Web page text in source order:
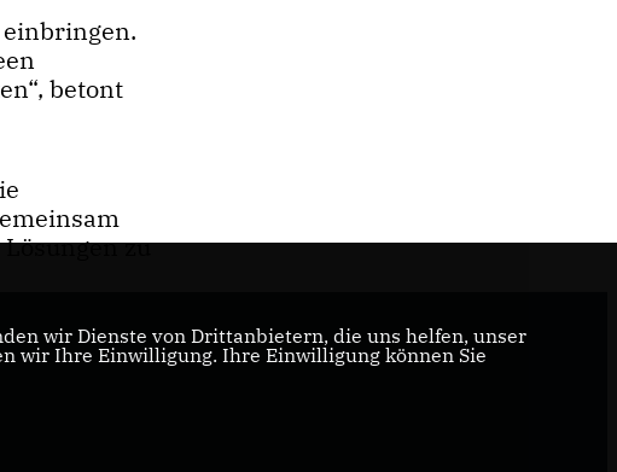
betont
zu
wir Dienste von Drittanbietern, die uns helfen, unser
wir Ihre Einwilligung. Ihre Einwilligung können Sie